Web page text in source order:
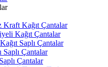
Kraft Kağıt Çantalar
Kağıt Çantalar
Saplı Çantalar
Saplı Çantalar
Çantalar